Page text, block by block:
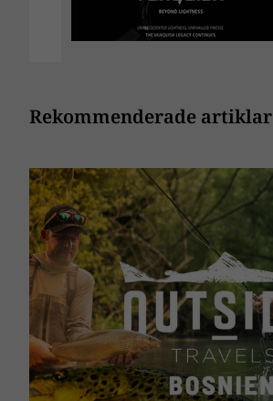
Rekommenderade artiklar